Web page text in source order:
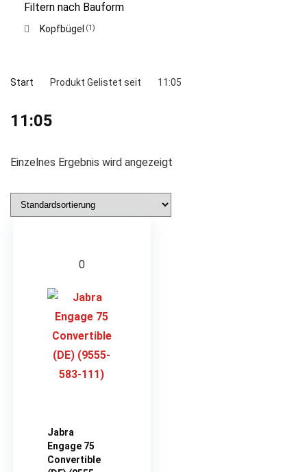
Filtern nach Bauform
Kopfbügel (1)
Start Produkt Gelistet seit 11:05
11:05
Einzelnes Ergebnis wird angezeigt
0
Jabra
Engage 75
Convertible